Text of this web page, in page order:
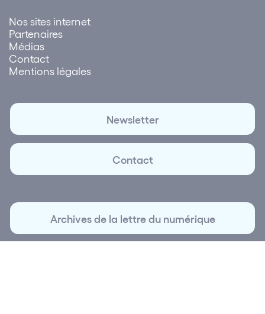
Nos sites internet
Partenaires
Médias
Contact
Mentions légales
Newsletter
Contact
Archives de la lettre du numérique